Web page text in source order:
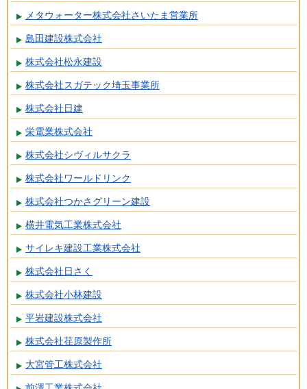
メタウォーター株式会社さいたま営業所
島田建設株式会社
株式会社松永建設
株式会社スガテック埼玉事業所
株式会社日建
栄電業株式会社
株式会社シヴィルサクラ
株式会社ワールドリンク
株式会社つかさグリーン建設
横井電気工業株式会社
サイレキ建設工業株式会社
株式会社日さく
株式会社小林建設
平岩建設株式会社
株式会社荏原製作所
大宮管工株式会社